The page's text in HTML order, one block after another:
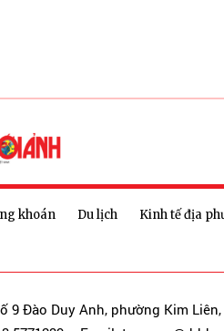
khoán Du lịch
Kinh tế địa
9 Đào Duy Anh, phường Kim